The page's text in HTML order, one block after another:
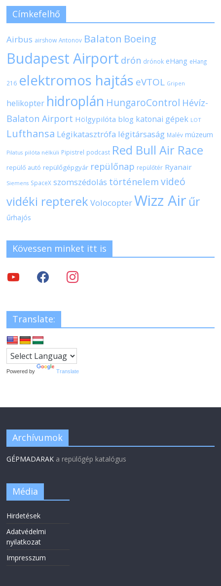
Címkefelhő
Airbus airshow Antonov Balaton Boeing
Budapest Airport drón drónok eHang eHang
216 elektromos hajtás eVTOL Gripen
helikopter hidroplán HungaroControl Hévíz-
Balaton Airport Hölgypilóta blog katonai gépek LOT
Lufthansa Légikatasztrófa légitársaság Malév múzeum
Pilatus pilóta nélküli Pipistrel podcast Red Bull Air Race
repülő autó repülőgépgyár repülőnap repülőtér Ryanair
Siemens SpaceX szomszédolás történelem videó
vidéki repterek VolocopterWizz Air űr
űrhajós
Kövessen minket itt is
Translate:
Powered by Translate
Archívumok
GÉPMADARAK a repülőgép katalógus
Média
Hirdetések
Adatvédelmi
nyilatkozat
Impresszum